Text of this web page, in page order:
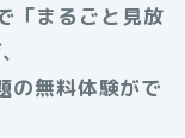
「まるごと見放
の無料体験がで